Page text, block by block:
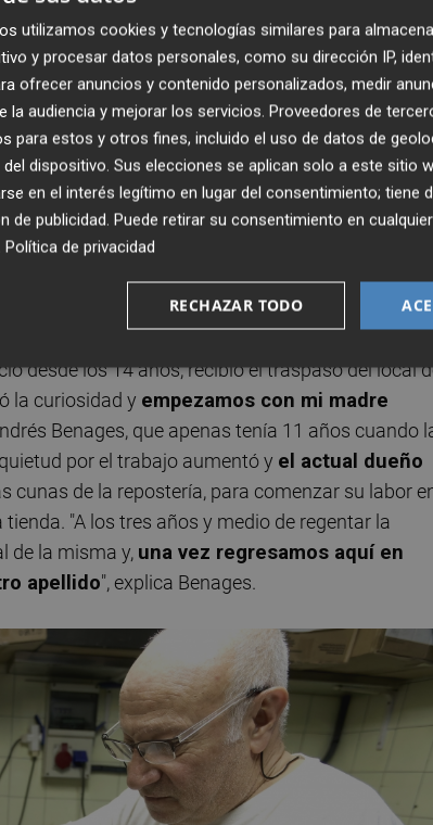
siglo desde que el padre de ambos
de los antiguos propietarios, Blasco, durante
invita al acceso a la tienda mediante una
—desde bombones hasta aperitivos
se desarrolla detrás de su parte visible, donde los
café. Así, el comercio se adentra en la
obrador, que guarda el alma de la
proporciona la labor manual.
se remonta al 1 de noviembre de 1975
desde los 14 años, recibió el traspaso del local
la curiosidad y empezamos con mi madre
Benages, que apenas tenía 11 años cuando
por el trabajo aumentó y el actual dueño
cunas de la repostería, para comenzar su labor
"A los tres años y medio de regentar la
de la misma y, una vez regresamos aquí en
apellido", explica Benages.
utilizamos cookies y tecnologías similares para
y procesar datos personales, como su dirección IP,
ofrecer anuncios y contenido personalizados, medir
la audiencia y mejorar los servicios. Proveedores de
para estos y otros fines, incluido el uso de datos de
dispositivo. Sus elecciones se aplican solo a este sitio
en el interés legítimo en lugar del consentimiento; tiene
de publicidad. Puede retirar su consentimiento en
Política de privacidad
RECHAZAR TODO